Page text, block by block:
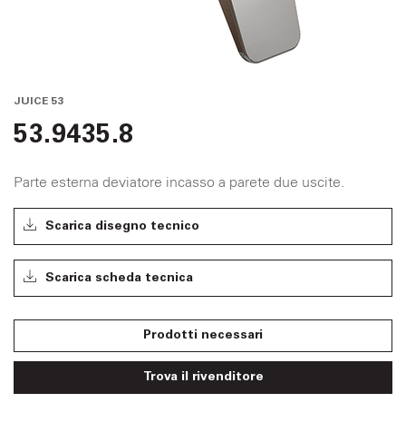
JUICE 53
53.9435.8
Parte esterna deviatore incasso a parete due uscite.
Scarica disegno tecnico
Scarica scheda tecnica
Prodotti necessari
Trova il rivenditore